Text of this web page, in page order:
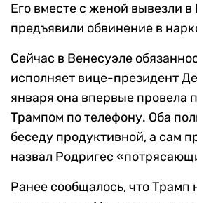
Его вместе с женой вывезли
предъявили обвинение в
Сейчас в Венесуэле
исполняет вице-президент
января она впервые провела
Трампом по телефону. Оба
беседу продуктивной, а сам
назвал Родригес
Ранее сообщалось, что Трамп